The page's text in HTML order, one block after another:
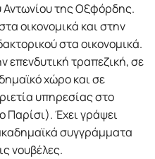
Αντωνίου της Οξφόρδης.
οικονοµικά και στην
στα οικονοµικά.
επενδυτική τραπεζική, σε
χώρο και σε
υπηρεσίας στο
Έχει γράψει
συγγράµµατα
νουβέλες.